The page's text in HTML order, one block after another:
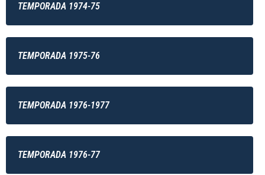
TEMPORADA 1974-75
TEMPORADA 1975-76
TEMPORADA 1976-1977
TEMPORADA 1976-77